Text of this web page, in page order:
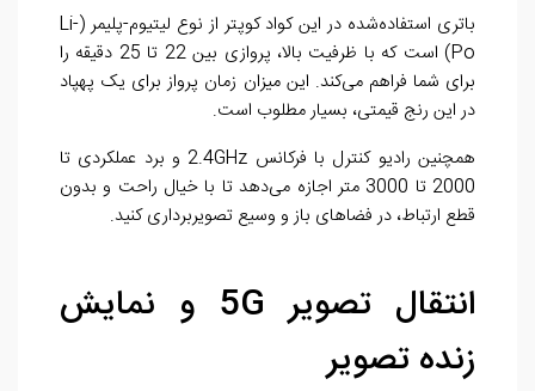
باتری استفاده‌شده در این کواد کوپتر از نوع لیتیوم-پلیمر (Li-
Po) است که با ظرفیت بالا، پروازی بین 22 تا 25 دقیقه را
برای شما فراهم می‌کند. این میزان زمان پرواز برای یک پهپاد
در این رنج قیمتی، بسیار مطلوب است.
همچنین رادیو کنترل با فرکانس 2.4GHz و برد عملکردی تا
2000 تا 3000 متر اجازه می‌دهد تا با خیال راحت و بدون
قطع ارتباط، در فضاهای باز و وسیع تصویربرداری کنید.
انتقال تصویر 5G و نمایش
زنده تصویر